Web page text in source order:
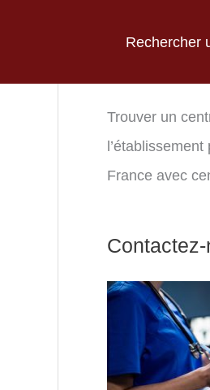
Rechercher
Trouver un
France avec